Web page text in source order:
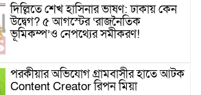
দিল্লিতে শেখ হাসিনার ভাষণ: ঢাকায় কেন
উদ্বেগ? ৫ আগস্টের ‘রাজনৈতিক
ভূমিকম্প’ও নেপথ্যের সমীকরণ!
পরকীয়ার অভিযোগ গ্রামবাসীর হাতে আটক
Content Creator রিপন মিয়া